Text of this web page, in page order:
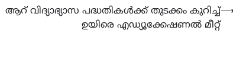
ആറ് വിദ്യാഭ്യാസ പദ്ധതികൾക്ക് തുടക്കം കുറിച്ച്
ഉയിരെ എഡ്യൂക്കേഷണൽ മീറ്റ്